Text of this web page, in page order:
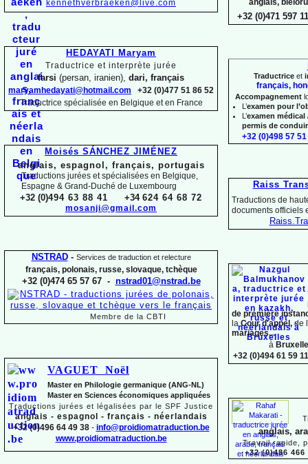
anglais,
+32 (0)471 597
Traductrice et
français,
Accompagnement
L’examen pour
L’examen
permis de
+32 (0)498 57 51
Raiss
Traductions de
documents officiels
Raiss.
de première
laCour d'appel, de
mariages...
à
+32 (0)494 61 59 11
anglais,
Travail rapide,
+32 (0)486 466
kennethverbraeken@live.com
HEDAYATI Maryam
Traductrice et interprète jurée
farsi (persan, iranien), dari, français
maryamhedayati@hotmail.com +32 (0)477 51 86 52
Traductrice spécialisée en Belgique et en France
Moisés SÁNCHEZ JIMÉNEZ
anglais, espagnol, français, portugais
Traductions jurées et spécialisées en Belgique,
Espagne & Grand-Duché de Luxembourg
+32 (0)494 63 88 41 +34 624 64 68 72
mosanji@gmail.com
NSTRAD- Services de traduction et relecture
français, polonais, russe, slovaque, tchèque
+32 (0)474 65 57 67 - nstrad01@nstrad.be
Membre de la CBTI
VAGUET Noël
Master en Philologie germanique (ANG-NL)
Master en Sciences économiques appliquées
Traductions jurées et légalisées par le SPF Justice
anglais - espagnol - français - néerlandais
+32 (0)496 64 49 38 - info@proidiomatraduction.be
www.proidiomatraduction.be